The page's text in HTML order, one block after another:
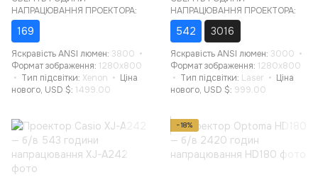
НАПРАЦЮВАННЯ ПРОЕКТОРА:
169
Яскравість ANSI люмен 3800
Формат зображення 1280x800
Тип підсвітки Xenon
Ціна
нового, USD $ 1499.00
НАПРАЦЮВАННЯ ПРОЕКТОРА:
542 3016
Яскравість ANSI люмен 3000
Формат зображення 1280x800
Тип підсвітки Laser
Ціна
нового, USD $ 999.00
−18%